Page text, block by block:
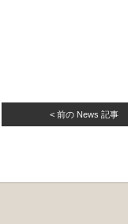
< 前の News 記事